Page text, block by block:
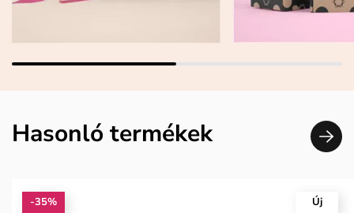
Hasonló termékek
-35% Új